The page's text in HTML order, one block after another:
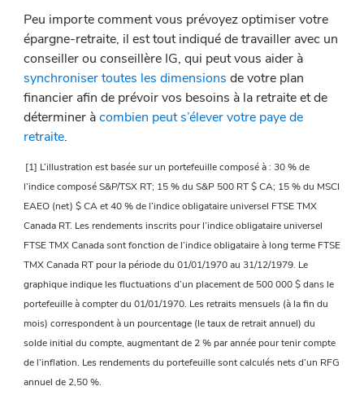
Peu importe comment vous prévoyez optimiser votre
épargne-retraite, il est tout indiqué de travailler avec un
conseiller ou conseillère IG, qui peut vous aider à
synchroniser toutes les dimensions de votre plan
financier afin de prévoir vos besoins à la retraite et de
déterminer àcombien peut s’élever votre paye de
retraite.
[1] L’illustration est basée sur un portefeuille composé à : 30 % de
l’indice composé S&P/TSX RT; 15 % du S&P 500 RT $ CA; 15 % du MSCI
EAEO (net) $ CA et 40 % de l’indice obligataire universel FTSE TMX
Canada RT. Les rendements inscrits pour l’indice obligataire universel
FTSE TMX Canada sont fonction de l’indice obligataire à long terme FTSE
TMX Canada RT pour la période du 01/01/1970 au 31/12/1979. Le
graphique indique les fluctuations d’un placement de 500 000 $ dans le
portefeuille à compter du 01/01/1970. Les retraits mensuels (à la fin du
mois) correspondent à un pourcentage (le taux de retrait annuel) du
solde initial du compte, augmentant de 2 % par année pour tenir compte
de l’inflation. Les rendements du portefeuille sont calculés nets d’un RFG
annuel de 2,50 %.